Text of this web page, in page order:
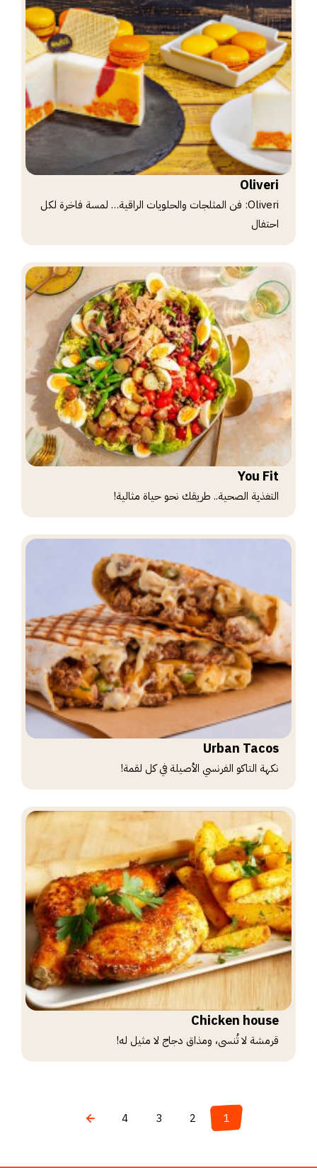
Oliveri
Oliveri: فن المثلجات والحلويات الراقية… لمسة فاخرة لكل
احتفال
You Fit
التغذية الصحية.. طريقك نحو حياة مثالية!
Urban Tacos
نكهة التاكو الفرنسي الأصيلة في كل لقمة!
Chicken house
قرمشة لا تُنسى، ومذاق دجاج لا مثيل له!
1
2
3
4